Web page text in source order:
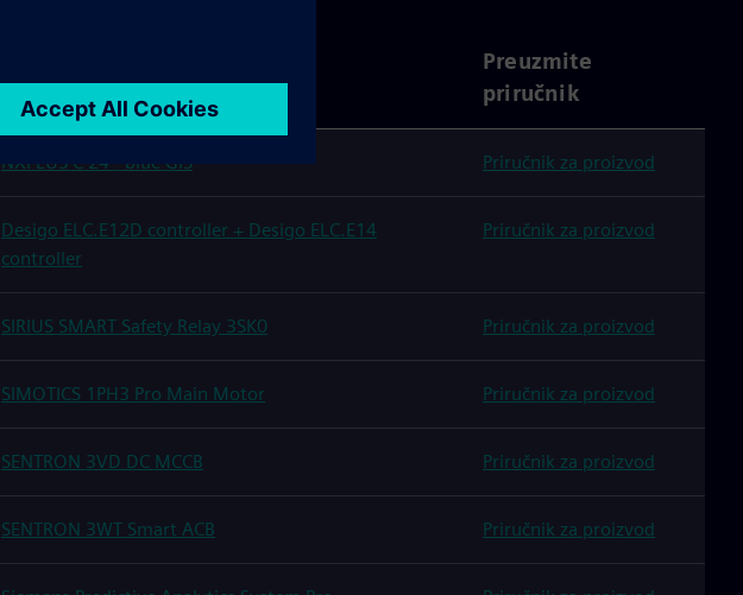
Preuzmite
priručnik
NXPLUS C 24 - blue GIS Priručnik za proizvod
Desigo ELC.E12D controller + Desigo ELC.E14
controller
Priručnik za proizvod
SIRIUS SMART Safety Relay 3SK0 Priručnik za proizvod
SIMOTICS 1PH3 Pro Main Motor Priručnik za proizvod
SENTRON 3VD DC MCCB Priručnik za proizvod
SENTRON 3WT Smart ACB Priručnik za proizvod